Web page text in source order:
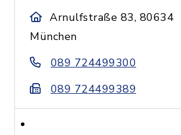
Arnulfstraße 83, 80634
München
089 724499300
089 724499389